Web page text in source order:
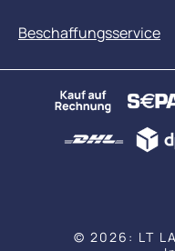
Beschaffungsservice
© 2026: LT